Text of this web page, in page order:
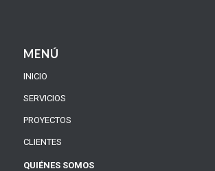
MENÚ
INICIO
SERVICIOS
PROYECTOS
CLIENTES
QUIÉNES SOMOS